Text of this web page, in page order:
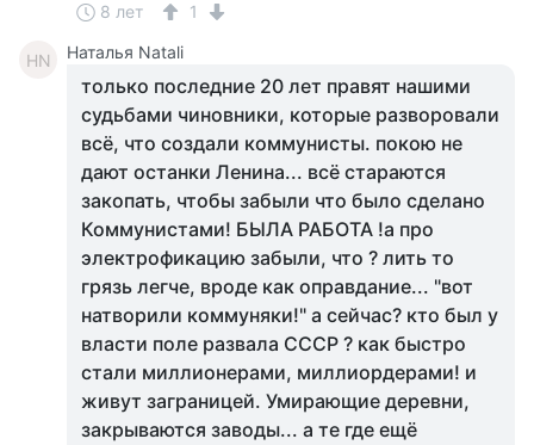
8 лет 1
НN Наталья Natali
только последние 20 лет правят нашими
судьбами чиновники, которые разворовали
всё, что создали коммунисты. покою не
дают останки Ленина... всё стараются
закопать, чтобы забыли что было сделано
Коммунистами! БЫЛА РАБОТА !а про
электрофикацию забыли, что ? лить то
грязь легче, вроде как оправдание... "вот
натворили коммуняки!" а сейчас? кто был у
власти поле развала СССР ? как быстро
стали миллионерами, миллиордерами! и
живут заграницей. Умирающие деревни,
закрываются заводы... а те где ещё